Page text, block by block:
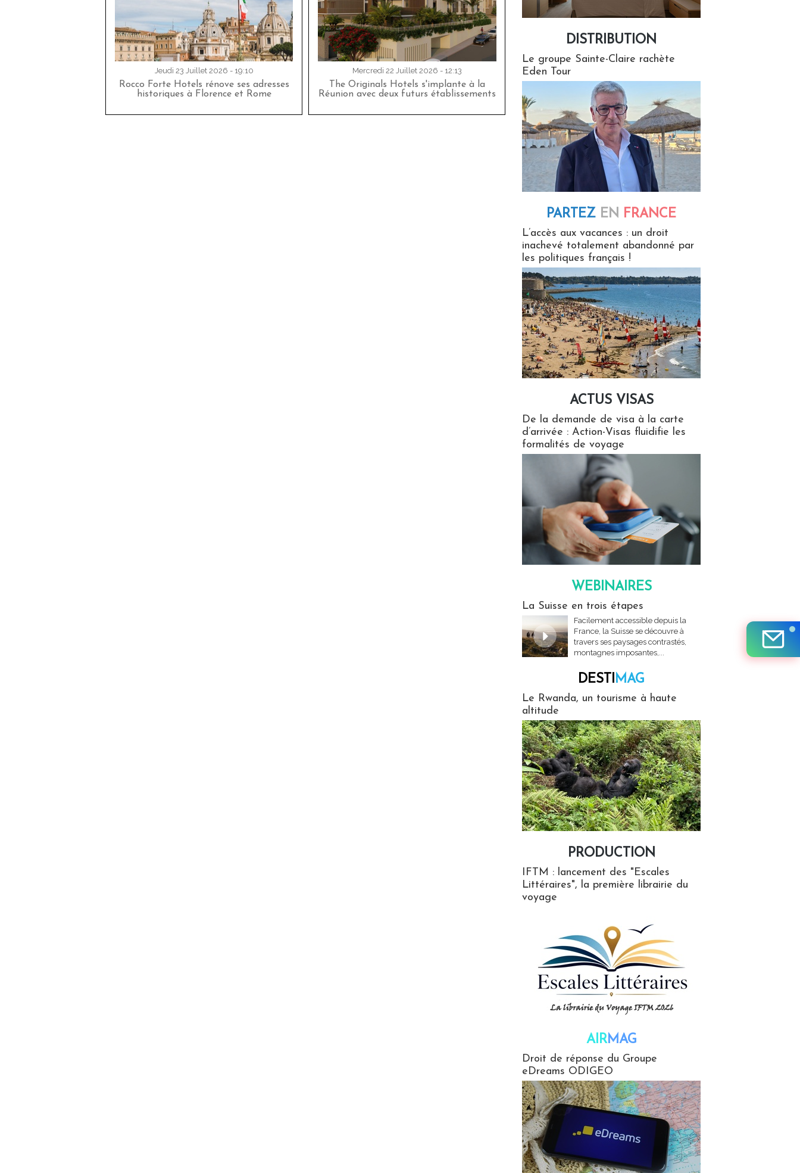
Jeudi 23 Juillet 2026 - 19:10
Rocco Forte Hotels rénove ses adresses
historiques à Florence et Rome
Mercredi 22 Juillet 2026 - 12:13
The Originals Hotels s'implante à la
Réunion avec deux futurs établissements
DISTRIBUTION
Le groupe Sainte-Claire rachète
Eden Tour
PARTEZ EN FRANCE
L’accès aux vacances : un droit
inachevé totalement abandonné par
les politiques français !
ACTUS VISAS
De la demande de visa à la carte
d’arrivée : Action-Visas fluidifie les
formalités de voyage
WEBINAIRES
La Suisse en trois étapes
Facilement accessible depuis la
France, la Suisse se découvre à
travers ses paysages contrastés,
montagnes imposantes,...
DESTIMAG
Le Rwanda, un tourisme à haute
altitude
PRODUCTION
IFTM : lancement des "Escales
Littéraires", la première librairie du
voyage
AIRMAG
Droit de réponse du Groupe
eDreams ODIGEO